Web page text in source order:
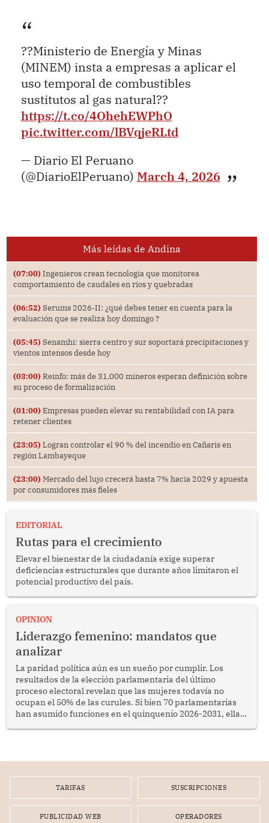
??Ministerio de Energía y Minas
(MINEM) insta a empresas a aplicar el
uso temporal de combustibles
sustitutos al gas natural??
https://t.co/4OhehEWPhO
pic.twitter.com/lBVqjeRLtd
— Diario El Peruano
(@DiarioElPeruano) March 4, 2026
Más leídas de Andina
(07:00) Ingenieros crean tecnología que monitorea
comportamiento de caudales en ríos y quebradas
(06:52) Serums 2026-II: ¿qué debes tener en cuenta para la
evaluación que se realiza hoy domingo ?
(05:45) Senamhi: sierra centro y sur soportará precipitaciones y
vientos intensos desde hoy
(03:00) Reinfo: más de 31,000 mineros esperan definición sobre
su proceso de formalización
(01:00) Empresas pueden elevar su rentabilidad con IA para
retener clientes
(23:05) Logran controlar el 90 % del incendio en Cañaris en
región Lambayeque
(23:00) Mercado del lujo crecerá hasta 7% hacia 2029 y apuesta
por consumidores más fieles
EDITORIAL
Rutas para el crecimiento
Elevar el bienestar de la ciudadanía exige superar
deficiencias estructurales que durante años limitaron el
potencial productivo del país.
OPINION
Liderazgo femenino: mandatos que
analizar
La paridad política aún es un sueño por cumplir. Los
resultados de la elección parlamentaria del último
proceso electoral revelan que las mujeres todavía no
ocupan el 50% de las curules. Si bien 70 parlamentarias
han asumido funciones en el quinquenio 2026-2031, ellas
TARIFAS SUSCRIPCIONES
PUBLICIDAD WEB OPERADORES